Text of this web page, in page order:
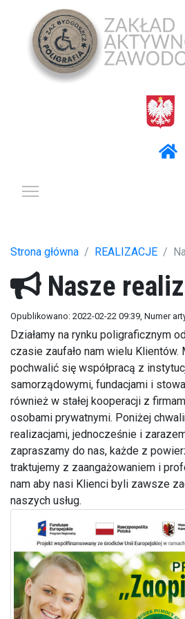
Strona główna REALIZACJE
Nasze
Opublikowano: 2022-02-22 09:39, Numer
Działamy na rynku poligraficznym
czasie zaufało nam wielu Klientów.
pochwalić się współpracą z
samorządowymi, fundacjami i
również w stałej kooperacji z
osobami prywatnymi. Poniżej
realizacjami, jednocześnie i
zapraszamy do nas, każde z
traktujemy z zaangażowaniem i
nam aby nasi Klienci byli zawsze
naszych usług.